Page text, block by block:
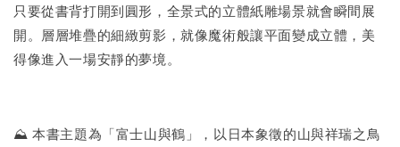
只要從書背打開到圓形，全景式的立體紙雕場景就會瞬間展
開。層層堆疊的細緻剪影，就像魔術般讓平面變成立體，美
得像進入一場安靜的夢境。
⛰️ 本書主題為「富士山與鶴」，以日本象徵的山與祥瑞之鳥